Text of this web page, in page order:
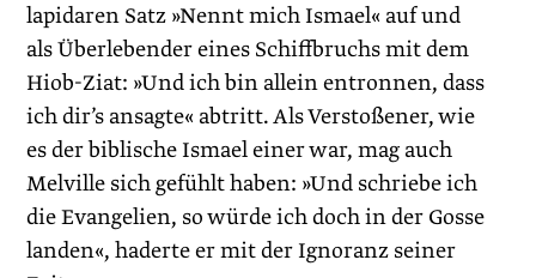
lapidaren Satz »Nennt mich Ismael« auf und
als Überlebender eines Schiffbruchs mit dem
Hiob-Ziat: »Und ich bin allein entronnen, dass
ich dir’s ansagte« abtritt. Als Verstoßener, wie
es der biblische Ismael einer war, mag auch
Melville sich gefühlt haben: »Und schriebe ich
die Evangelien, so würde ich doch in der Gosse
landen«, haderte er mit der Ignoranz seiner